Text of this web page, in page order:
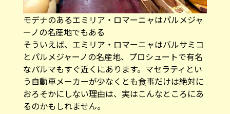
モデナのあるエミリア・ロマーニャはパルメジャ
ーノの名産地でもある
そういえば、エミリア・ロマーニャはバルサミコ
とパルメジャーノの名産地、プロシュートで有名
なパルマもすぐ近くにあります。マセラティとい
う自動車メーカーが少なくとも食事だけは絶対に
おろそかにしない理由は、実はこんなところにあ
るのかもしれません。